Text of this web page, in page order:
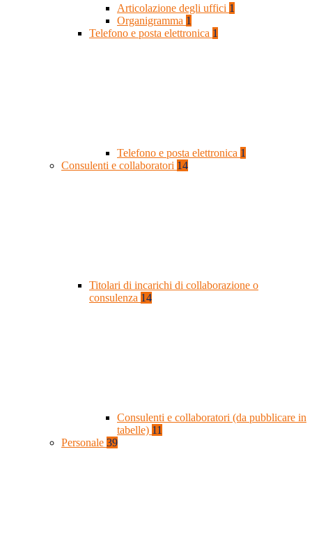
Articolazione degli uffici 1
Organigramma 1
Telefono e posta elettronica 1
Telefono e posta elettronica 1
Consulenti e collaboratori 14
Titolari di incarichi di collaborazione o
consulenza 14
Consulenti e collaboratori (da pubblicare in
tabelle) 11
Personale 39